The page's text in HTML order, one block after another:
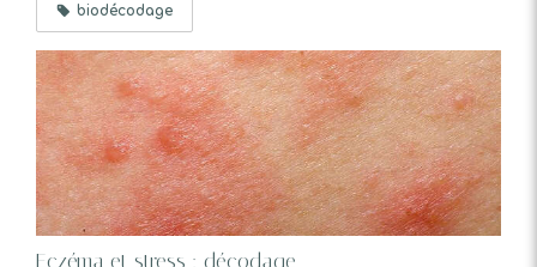
biodécodage
Eczéma et stress : décodage